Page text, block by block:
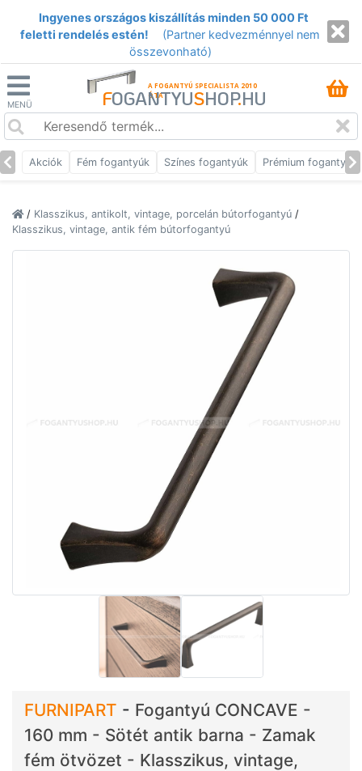
Ingyenes országos kiszállítás minden 50 000 Ft
feletti rendelés estén!
(Partner kedvezménnyel nem
összevonható)
MENÜ
A FOGANTYÚ SPECIALISTA 2010
ÓTA
FOGANTYUSHOP.HU
Akciók Fém fogantyúk Színes fogantyúk Prémium fogantyúk
/ Klasszikus, antikolt, vintage, porcelán bútorfogantyú /
Klasszikus, vintage, antik fém bútorfogantyú
FURNIPART - Fogantyú CONCAVE -
160 mm - Sötét antik barna - Zamak
fém ötvözet - Klasszikus, vintage,